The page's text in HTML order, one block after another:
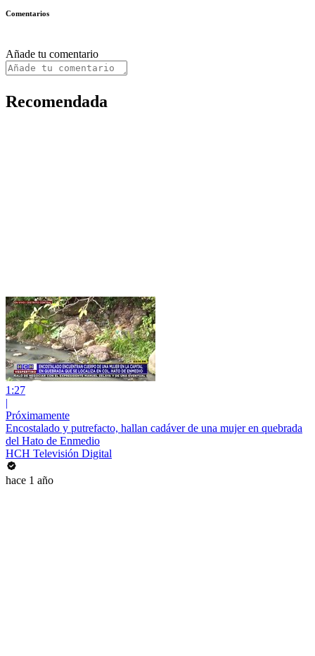
Comentarios
Añade tu comentario
Recomendada
1:27
|
Próximamente
Encostalado y putrefacto, hallan cadáver de una mujer en quebrada
del Hato de Enmedio
HCH Televisión Digital
hace 1 año